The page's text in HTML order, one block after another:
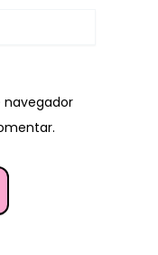
navegador